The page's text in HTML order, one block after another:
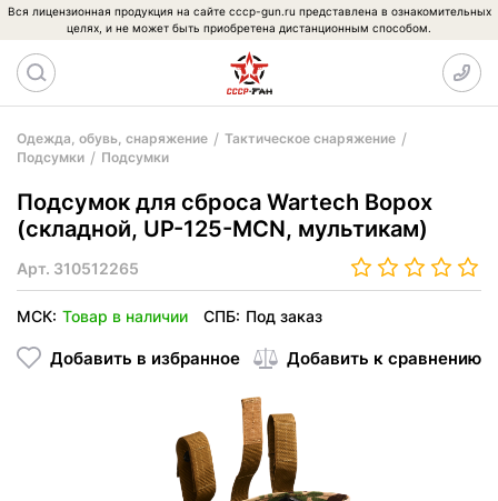
Вся лицензионная продукция на сайте cccp-gun.ru представлена в ознакомительных
целях, и не может быть приобретена дистанционным способом.
Одежда, обувь, снаряжение
Тактическое снаряжение
Подсумки
Подсумки
Подсумок для сброса Wartech Ворох
(складной, UP-125-MCN, мультикам)
Арт. 310512265
МСК: Товар в наличии СПБ: Под заказ
Добавить в избранное Добавить к сравнению